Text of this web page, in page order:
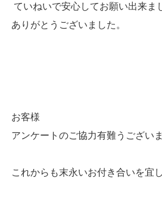
ていねいで安心してお願い出来ま
ありがとうございました。
お客様
アンケートのご協力有難うございま
これからも末永いお付き合いを宜